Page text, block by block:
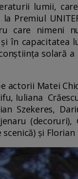
lumii,
Premiul
care nimeni
în capacitatea
solară
Matei
Iuliana
Szekeres,
(decoruri),
și